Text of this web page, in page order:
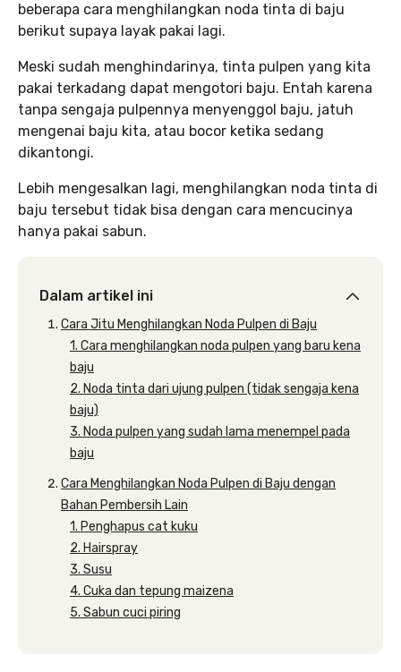
beberapa cara menghilangkan noda tinta di baju
berikut supaya layak pakai lagi.
Meski sudah menghindarinya, tinta pulpen yang kita
pakai terkadang dapat mengotori baju. Entah karena
tanpa sengaja pulpennya menyenggol baju, jatuh
mengenai baju kita, atau bocor ketika sedang
dikantongi.
Lebih mengesalkan lagi, menghilangkan noda tinta di
baju tersebut tidak bisa dengan cara mencucinya
hanya pakai sabun.
Dalam artikel ini
Cara Jitu Menghilangkan Noda Pulpen di Baju
1. Cara menghilangkan noda pulpen yang baru kena
baju
2. Noda tinta dari ujung pulpen (tidak sengaja kena
baju)
3. Noda pulpen yang sudah lama menempel pada
baju
Cara Menghilangkan Noda Pulpen di Baju dengan
Bahan Pembersih Lain
1. Penghapus cat kuku
2. Hairspray
3. Susu
4. Cuka dan tepung maizena
5. Sabun cuci piring